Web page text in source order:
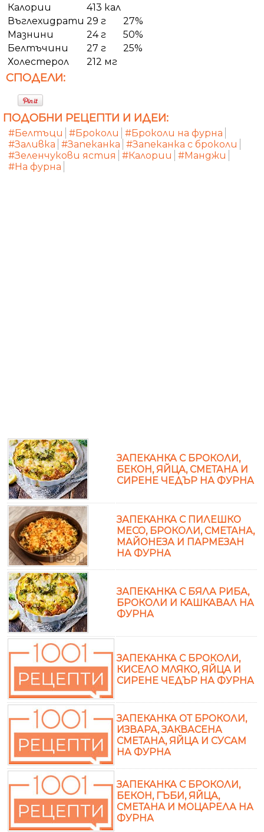
Калории
413 кал
Въглехидрати 29 г
27%
Мазнини
24 г
50%
Белтъчини
27 г
25%
Холестерол
212 мг
СПОДЕЛИ:
ПОДОБНИ РЕЦЕПТИ И ИДЕИ:
#Белтъци #Броколи
#Броколи на фурна
#Заливка #Запеканка #Запеканка с броколи
#Зеленчукови ястия
#Калории
#Манджи
#На фурна
ЗАПЕКАНКА С БРОКОЛИ,
БЕКОН, ЯЙЦА, СМЕТАНА И
СИРЕНЕ ЧЕДЪР НА ФУРНА
ЗАПЕКАНКА С ПИЛЕШКО
МЕСО, БРОКОЛИ, СМЕТАНА,
МАЙОНЕЗА И ПАРМЕЗАН
НА ФУРНА
ЗАПЕКАНКА С БЯЛА РИБА,
БРОКОЛИ И КАШКАВАЛ НА
ФУРНА
ЗАПЕКАНКА С БРОКОЛИ,
КИСЕЛО МЛЯКО, ЯЙЦА И
СИРЕНE ЧЕДЪР НА ФУРНА
ЗАПЕКАНКА ОТ БРОКОЛИ,
ИЗВАРА, ЗАКВАСЕНА
СМЕТАНА, ЯЙЦА И СУСАМ
НА ФУРНА
ЗАПЕКАНКА С БРОКОЛИ,
БЕКОН, ГЪБИ, ЯЙЦА,
СМЕТАНА И МОЦАРЕЛА НА
ФУРНА